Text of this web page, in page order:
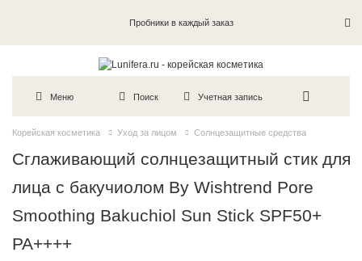
Пробники в каждый заказ
Меню Поиск Учетная запись
Корейская косметика Уход за лицом Солнцезащитные средства
Сглаживающий солнцезащитный стик для
лица с бакучиолом By Wishtrend Pore
Smoothing Bakuchiol Sun Stick SPF50+
PA++++